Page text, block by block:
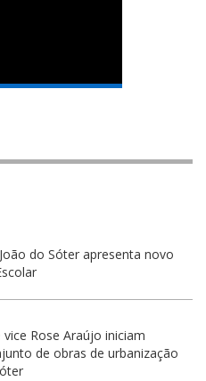
do Sóter apresenta novo
Rose Araújo iniciam
de obras de urbanização